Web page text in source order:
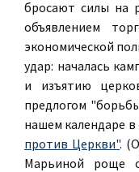
бросают силы на
объявлением
экономической
удар: началась
и изъятию
предлогом
нашем календаре в
против Церкви".
Марьиной роще